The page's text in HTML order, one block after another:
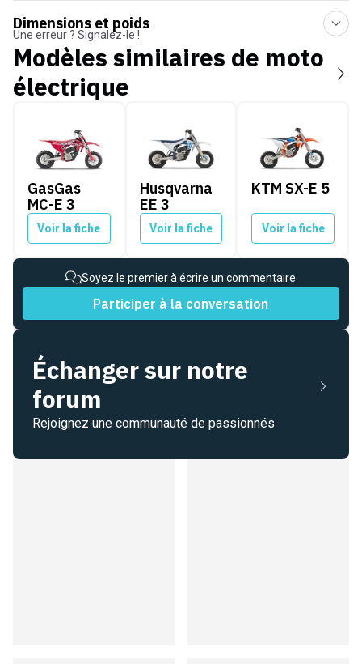
Dimensions et poids
Une erreur ? Signalez-le !
Modèles similaires de moto
électrique
GasGas
MC-E 3
Voir la fiche
Husqvarna
EE 3
Voir la fiche
KTM SX-E 5
KTM SX-E 5
Voir la fiche
Soyez le premier à écrire un commentaire
Participer à la conversation
Échanger sur notre
forum
Rejoignez une communauté de passionnés